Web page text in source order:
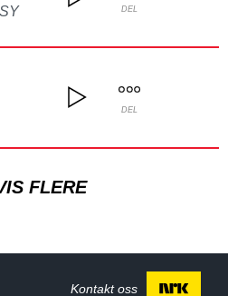
DEL
DEL
FLERE
Kontakt oss